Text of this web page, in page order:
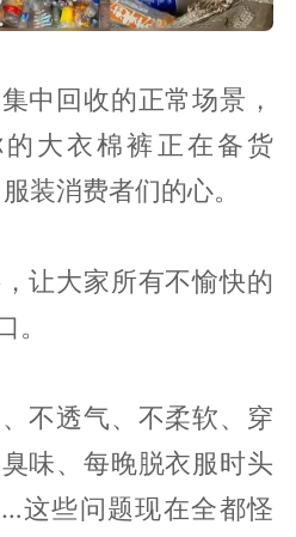
中回收的正常场景，
大衣棉裤正在备货
装消费者们的心。
让大家所有不愉快的
。
不透气、不柔软、穿
味、每晚脱衣服时头
这些问题现在全都怪